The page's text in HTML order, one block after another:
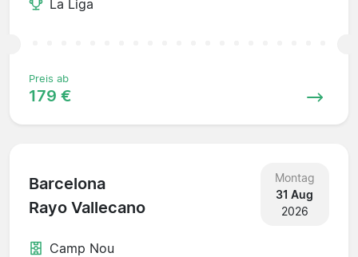
La Liga
Preis ab
179 €
Barcelona
Rayo Vallecano
Montag
31 Aug
2026
Camp Nou